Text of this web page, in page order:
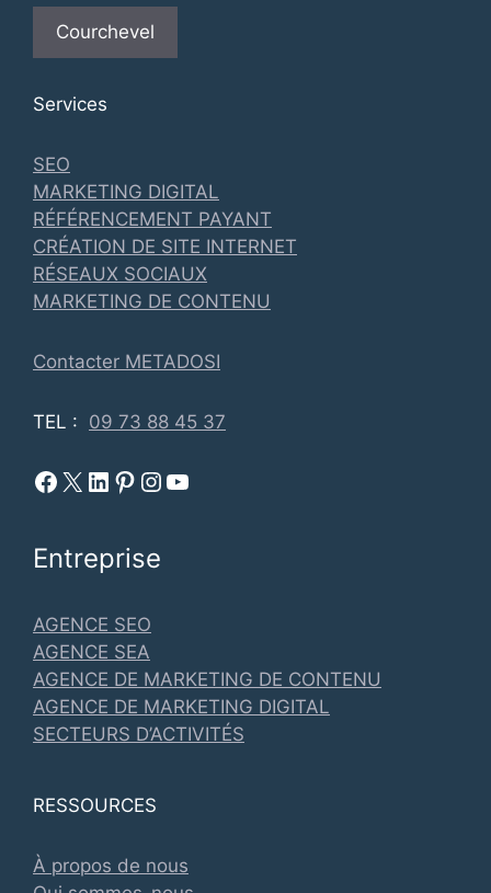
Courchevel
Services
SEO
MARKETING DIGITAL
RÉFÉRENCEMENT PAYANT
CRÉATION DE SITE INTERNET
RÉSEAUX SOCIAUX
MARKETING DE CONTENU
Contacter METADOSI
TEL : 09 73 88 45 37
Facebook Metadosi
Metadosi est sur X Metadosi sur Linkedin
Metadosi sur Pinterest
Metadosi sur Instagram
Metadosi sur Youtube
Entreprise
AGENCE SEO
AGENCE SEA
AGENCE DE MARKETING DE CONTENU
AGENCE DE MARKETING DIGITAL
SECTEURS D’ACTIVITÉS
RESSOURCES
À propos de nous